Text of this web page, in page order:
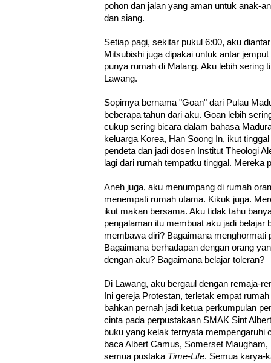
pohon dan jalan yang aman untuk anak-
dan siang.
Setiap pagi, sekitar pukul 6:00, aku
Mitsubishi juga dipakai untuk antar
punya rumah di Malang. Aku lebih sering
Lawang.
Sopirnya bernama "Goan" dari Pulau
beberapa tahun dari aku. Goan lebih
cukup sering bicara dalam bahasa
keluarga Korea, Han Soong In, ikut
pendeta dan jadi dosen Institut Theologi
lagi dari rumah tempatku tinggal. Mereka
Aneh juga, aku menumpang di rumah
menempati rumah utama. Kikuk juga.
ikut makan bersama. Aku tidak tahu
pengalaman itu membuat aku jadi belajar
membawa diri? Bagaimana menghormati
Bagaimana berhadapan dengan orang
dengan aku? Bagaimana belajar toleran?
Di Lawang, aku bergaul dengan remaja-
Ini gereja Protestan, terletak empat
bahkan pernah jadi ketua perkumpulan
cinta pada perpustakaan SMAK Sint
buku yang kelak ternyata mempengaruhi
baca Albert Camus, Somerset
semua pustaka Time-Life. Semua karya-